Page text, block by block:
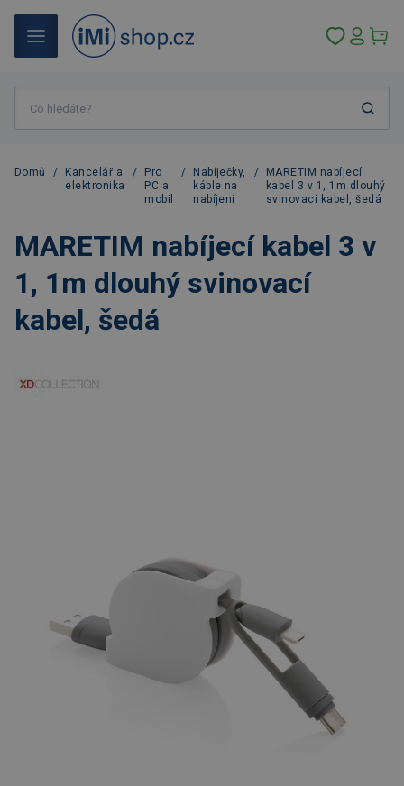
Domů /
Kancelář a
elektronika
/
Pro
PC a
mobil
/
Nabíječky,
káble na
nabíjení
/
MARETIM nabíjecí
kabel 3 v 1, 1m dlouhý
svinovací kabel, šedá
MARETIM nabíjecí kabel 3 v
1, 1m dlouhý svinovací
kabel, šedá